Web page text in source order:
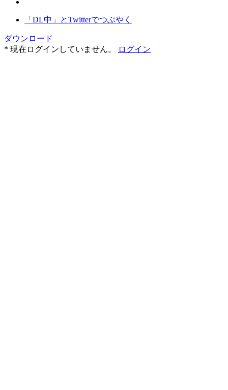
「DL中」とTwitterでつぶやく
ダウンロード
* 現在ログインしていません。
ログイン